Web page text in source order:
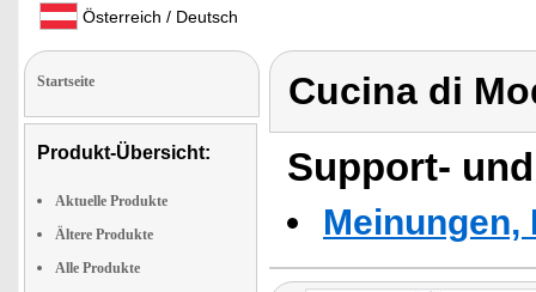
Österreich / Deutsch
Startseite
Produkt-Übersicht:
Aktuelle Produkte
Ältere Produkte
Alle Produkte
Cucina di
Support-